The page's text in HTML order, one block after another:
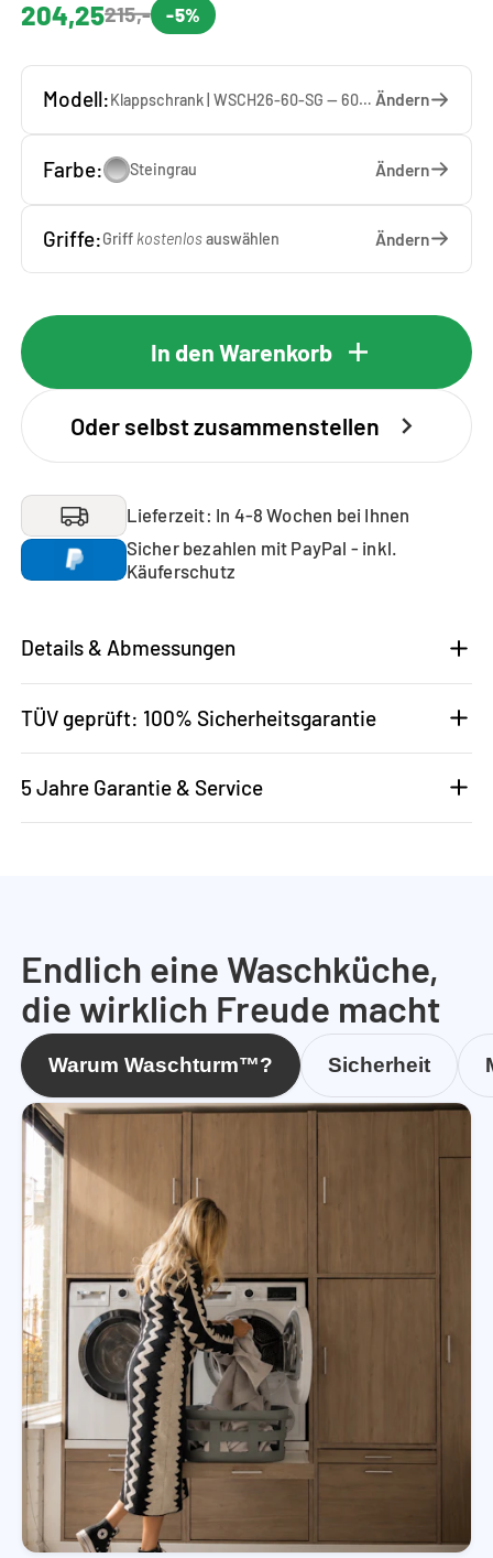
204,25215,- -5%
Modell: Klappschrank | WSCH26-60-SG — 60 x 26 x 65 cm Ändern
Farbe: Steingrau Ändern
Griffe:Griff kostenlosauswählen Ändern
In den Warenkorb
Oder selbst zusammenstellen
Lieferzeit: In 4-8 Wochen bei Ihnen
Sicher bezahlen mit PayPal - inkl.
Käuferschutz
Details & Abmessungen
TÜV geprüft: 100% Sicherheitsgarantie
5 Jahre Garantie & Service
Endlich eine Waschküche,
die wirklich Freude macht
Warum Waschturm™? Sicherheit